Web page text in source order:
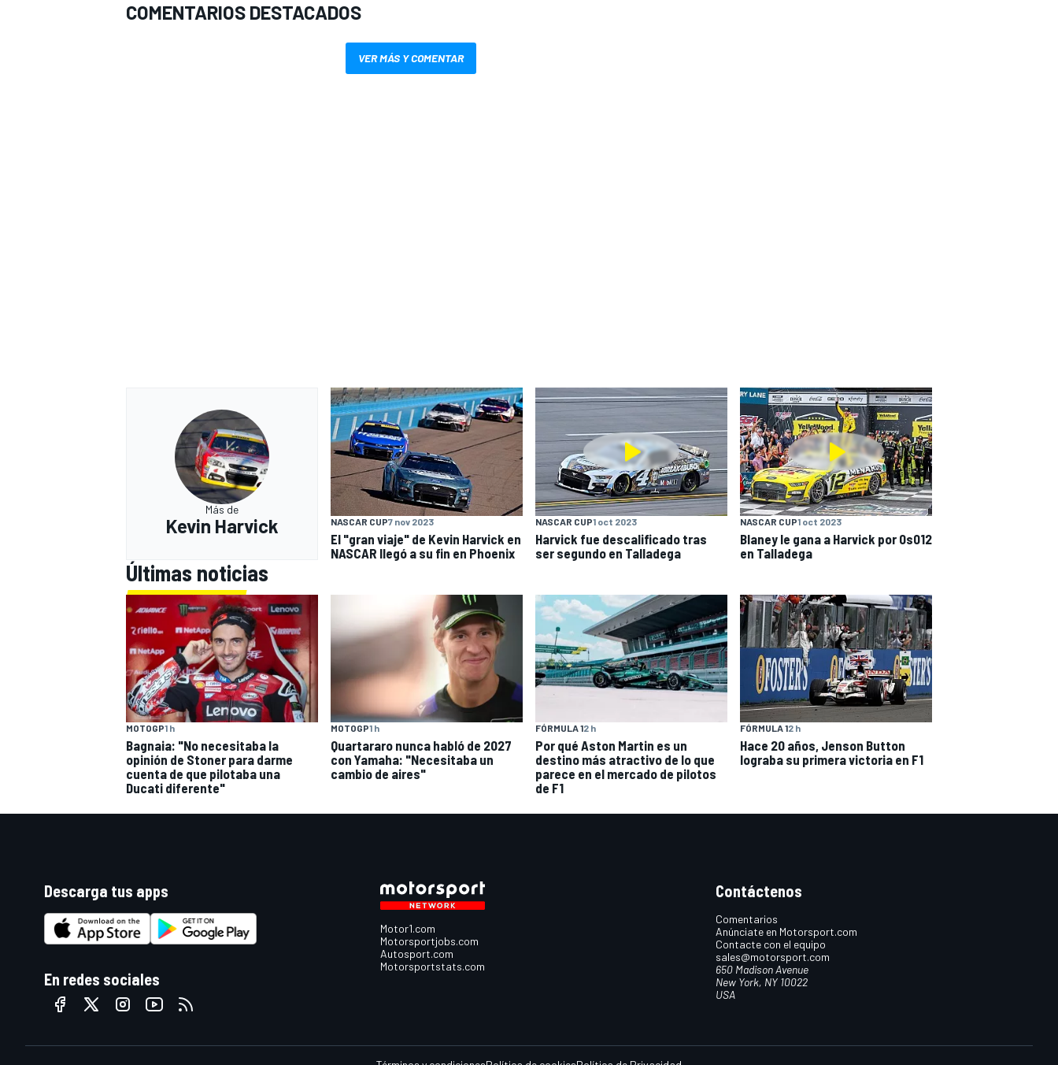
MÁS CATEGORÍAS
COMENTARIOS DESTACADOS
VER MÁS Y COMENTAR
Más de
Kevin Harvick NASCAR CUP7 nov 2023
El "gran viaje" de Kevin Harvick en
NASCAR llegó a su fin en Phoenix
NASCAR CUP1 oct 2023
Harvick fue descalificado tras
ser segundo en Talladega
NASCAR CUP1 oct 2023
Blaney le gana a Harvick por 0s012
en Talladega
Últimas noticias
MOTOGP1 h
Bagnaia: "No necesitaba la
opinión de Stoner para darme
cuenta de que pilotaba una
Ducati diferente"
MOTOGP1 h
Quartararo nunca habló de 2027
con Yamaha: "Necesitaba un
cambio de aires"
FÓRMULA 12 h
Por qué Aston Martin es un
destino más atractivo de lo que
parece en el mercado de pilotos
de F1
FÓRMULA 12 h
Hace 20 años, Jenson Button
lograba su primera victoria en F1
Descarga tus apps
En redes sociales
Motor1.com
Motorsportjobs.com
Autosport.com
Motorsportstats.com
Contáctenos
Comentarios
Anúnciate en Motorsport.com
Contacte con el equipo
sales@motorsport.com
650 Madison Avenue
New York, NY 10022
USA